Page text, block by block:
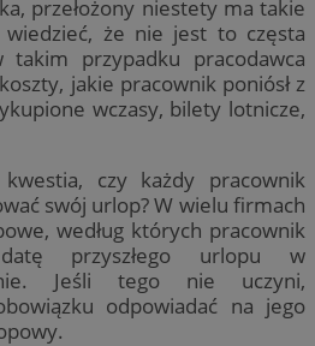
przełożony niestety ma takie
że nie jest to częsta
takim przypadku pracodawca
jakie pracownik poniósł z
wczasy, bilety lotnicze,
czy każdy pracownik
swój urlop? W wielu firmach
według których pracownik
przyszłego urlopu w
Jeśli tego nie uczyni,
odpowiadać na jego